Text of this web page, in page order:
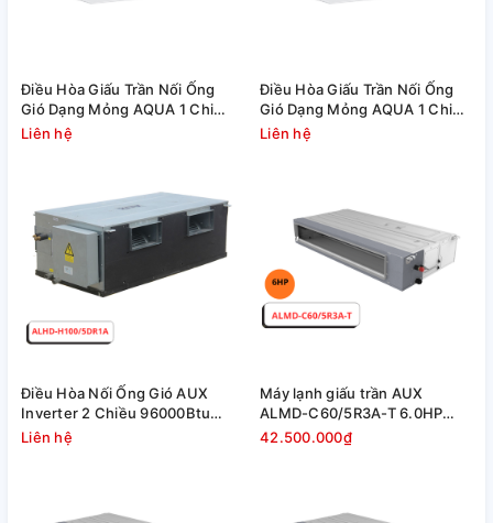
Điều Hòa Giấu Trần Nối Ống
Gió Dạng Mỏng AQUA 1 Chiều
Inverter 25.000 BTU
Liên hệ
Điều Hòa Giấu Trần Nối Ống
Gió Dạng Mỏng AQUA 1 Chiều
Inverter 18.000 BTU
Liên hệ
Điều Hòa Nối Ống Gió AUX
Inverter 2 Chiều 96000Btu
ALHD-H100/5DR1A
Liên hệ
Máy lạnh giấu trần AUX
ALMD-C60/5R3A-T 6.0HP
Inverter
42.500.000₫